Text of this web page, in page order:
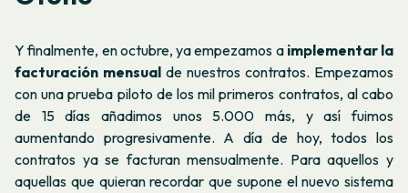
Y finalmente, en octubre, ya empezamos aimplementar la
facturación mensual de nuestros contratos. Empezamos
con una prueba piloto de los mil primeros contratos, al cabo
de 15 días añadimos unos 5.000 más, y así fuimos
aumentando progresivamente. A día de hoy, todos los
contratos ya se facturan mensualmente. Para aquellos y
aquellas que quieran recordar que supone el nuevo sistema